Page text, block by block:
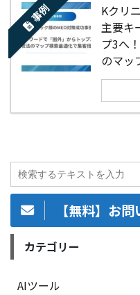
事例
Kクリ
主要キ
プ3へ
のマッ
【無料】お
カテゴリー
AIツール